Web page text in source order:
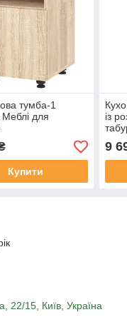
тумба-1
для
Купити
із
9
22/15, Київ, Україна